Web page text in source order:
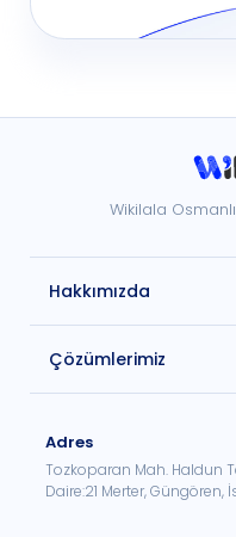
Wikilala
Hakkımızda
Çözümlerimiz
Adres
Tozkoparan Mah. Haldun
Daire:21 Merter, Güngören,